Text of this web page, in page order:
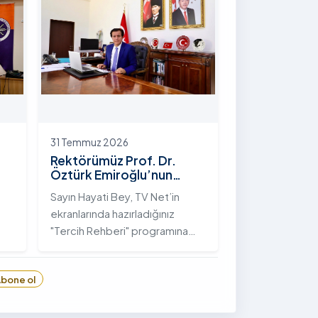
hayata geçirilen "İstifli Taş
Tahkimatı" projesi titizlikle
tamamlandı.
31 Temmuz 2026
Rektörümüz Prof. Dr.
Öztürk Emiroğlu’nun
"Tercih Rehberi"
Programındaki Röportajı
Sayın Hayati Bey, TV Net’in
ekranlarında hazırladığınız
"Tercih Rehberi" programına
ol